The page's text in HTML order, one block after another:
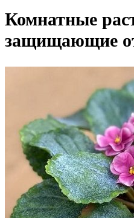
Комнатные
защищающие